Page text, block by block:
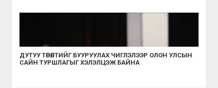
ДУТУУ ТӨРӨЛТИЙГ БУУРУУЛАХ ЧИГЛЭЛЭЭР ОЛОН УЛСЫН
САЙН ТУРШЛАГЫГ ХЭЛЭЛЦЭЖ БАЙНА